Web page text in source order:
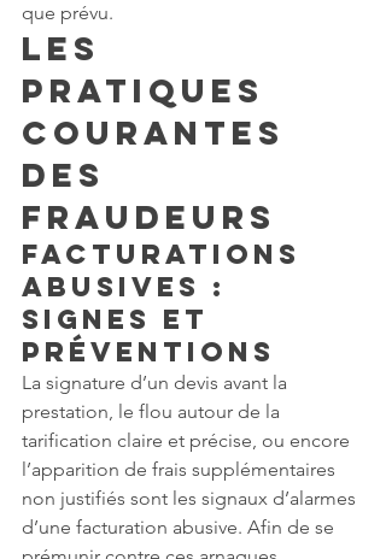
que prévu.
Les
pratiques
courantes
des
fraudeurs
Facturations
abusives :
signes et
préventions
La signature d’un devis avant la
prestation, le flou autour de la
tarification claire et précise, ou encore
l’apparition de frais supplémentaires
non justifiés sont les signaux d’alarmes
d’une facturation abusive. Afin de se